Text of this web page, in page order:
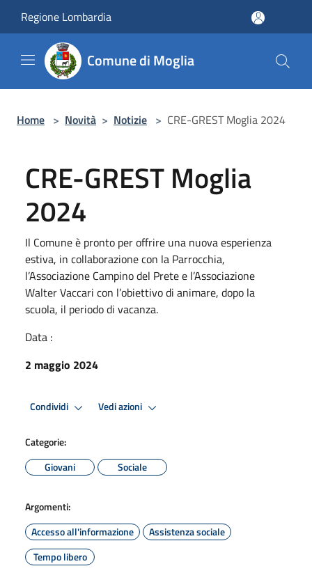
Regione Lombardia
Comune di Moglia
Home > Novità > Notizie > CRE-GREST Moglia 2024
CRE-GREST Moglia
2024
Il Comune è pronto per offrire una nuova esperienza
estiva, in collaborazione con la Parrocchia,
l’Associazione Campino del Prete e l’Associazione
Walter Vaccari con l’obiettivo di animare, dopo la
scuola, il periodo di vacanza.
Data :
2 maggio 2024
Condividi Vedi azioni
Categorie:
Giovani
Sociale
Argomenti:
Accesso all'informazione
Assistenza sociale
Tempo libero